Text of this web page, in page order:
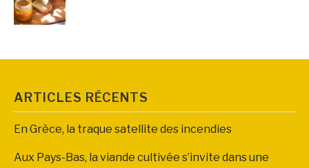
ARTICLES RÉCENTS
En Grèce, la traque satellite des incendies
Aux Pays-Bas, la viande cultivée s’invite dans une